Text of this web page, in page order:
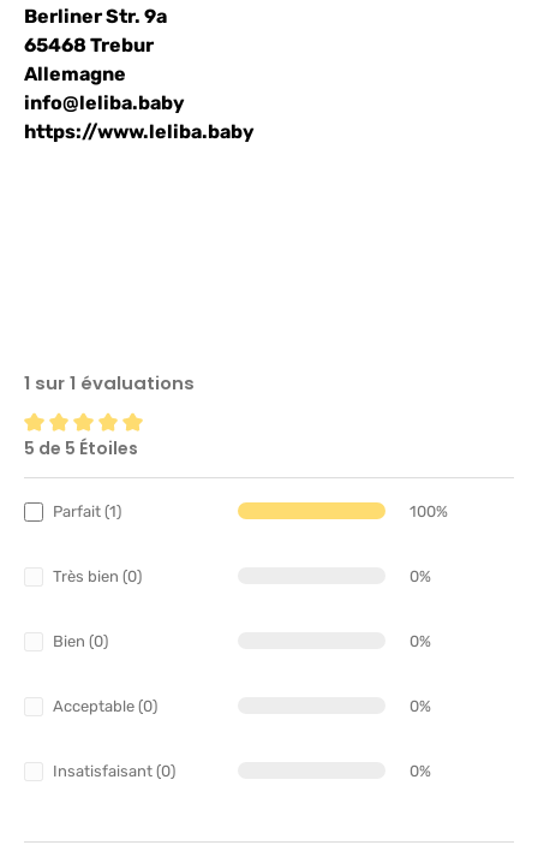
Berliner Str. 9a
65468 Trebur
Allemagne
info@leliba.baby
https://www.leliba.baby
1 sur 1 évaluations
Note moyenne de 5 sur 5 étoiles
5 de 5 Étoiles
Parfait (1) 100%
Très bien (0) 0%
Bien (0) 0%
Acceptable (0) 0%
Insatisfaisant (0) 0%